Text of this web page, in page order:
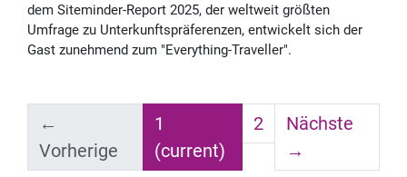
dem Siteminder-Report 2025, der weltweit größten
Umfrage zu Unterkunftspräferenzen, entwickelt sich der
Gast zunehmend zum "Everything-Traveller".
←
Vorherige
1
(current)
2
Nächste
→